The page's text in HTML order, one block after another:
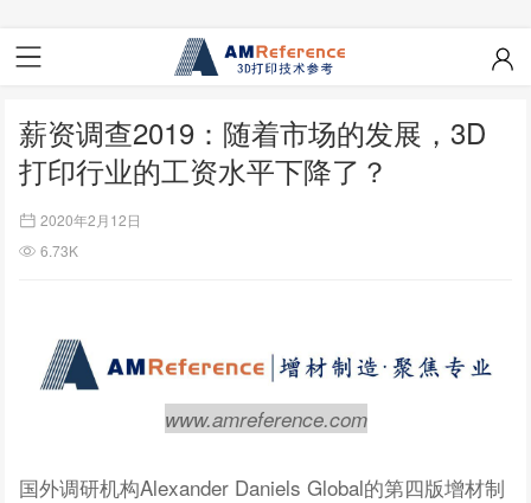
薪资调查2019：随着市场的发展，3D
打印行业的工资水平下降了？
2020年2月12日
6.73K
www.amreference.com
国外调研机构Alexander Daniels Global的第四版增材制